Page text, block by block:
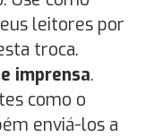
leitores por
troca.
imprensa.
como o
enviá-los a